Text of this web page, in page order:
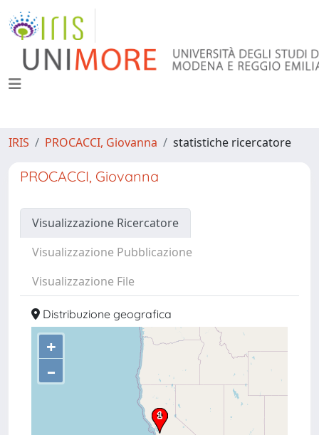
IRIS PROCACCI, Giovanna statistiche ricercatore
PROCACCI, Giovanna
Visualizzazione Ricercatore
Visualizzazione Pubblicazione
Visualizzazione File
Distribuzione geografica
+
–